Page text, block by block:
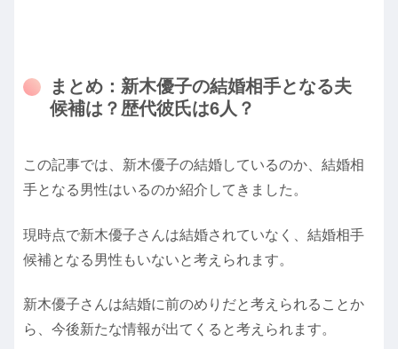
まとめ：新木優子の結婚相手となる夫
候補は？歴代彼氏は6人？
この記事では、新木優子の結婚しているのか、結婚相
手となる男性はいるのか紹介してきました。
現時点で新木優子さんは結婚されていなく、結婚相手
候補となる男性もいないと考えられます。
新木優子さんは結婚に前のめりだと考えられることか
ら、今後新たな情報が出てくると考えられます。